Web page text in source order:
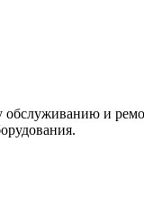
обслуживанию и